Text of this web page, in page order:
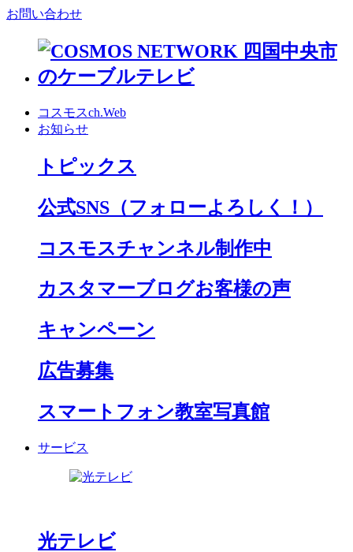
お問い合わせ
コスモスch.Web
お知らせ
トピックス
公式SNS （フォローよろしく！）
コスモスチャンネル制作中
カスタマーブログお客様の声
キャンペーン
広告募集
スマートフォン教室写真館
サービス
光テレビ